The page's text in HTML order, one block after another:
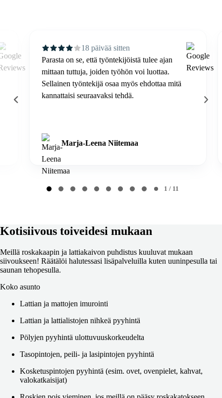
18 päivää sitten
Parasta on se, että työntekijöistä tulee ajan
mittaan tuttuja, joiden työhön voi luottaa.
Sellainen työntekijä osaa myös ehdottaa mitä
kannattaisi seuraavaksi tehdä.
Marja-Leena Niitemaa
1 / 11
Kotisiivous toiveidesi mukaan
Meillä roskakaapin ja lattiakaivon puhdistus kuuluvat mukaan
siivoukseen! Räätälöi halutessasi lisäpalveluilla kuten uuninpesulla tai
saunan tehopesulla.
Koko asunto
Lattian ja mattojen imurointi
Lattian ja lattialistojen nihkeä pyyhintä
Pölyjen pyyhintä ulottuvuuskorkeudelta
Tasopintojen, peili- ja lasipintojen pyyhintä
Kosketuspintojen pyyhintä (esim. ovet, ovenpielet, kahvat,
valokatkaisijat)